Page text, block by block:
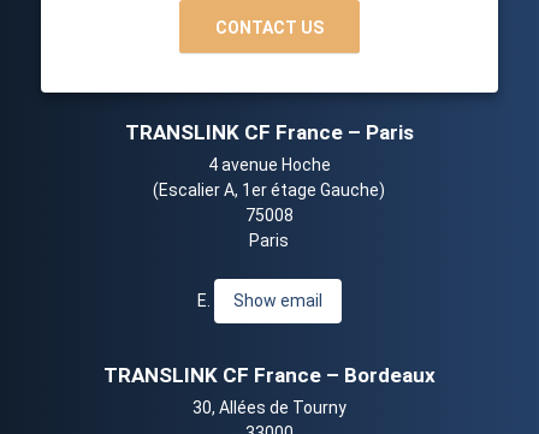
CONTACT US
TRANSLINK CF France – Paris
4 avenue Hoche
(Escalier A, 1er étage Gauche)
75008
Paris
E. Show email
TRANSLINK CF France – Bordeaux
30, Allées de Tourny